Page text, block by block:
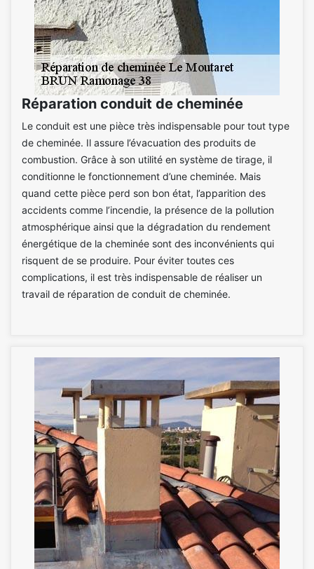
Réparation conduit de cheminée
Le conduit est une pièce très indispensable pour tout type
de cheminée. Il assure l’évacuation des produits de
combustion. Grâce à son utilité en système de tirage, il
conditionne le fonctionnement d’une cheminée. Mais
quand cette pièce perd son bon état, l’apparition des
accidents comme l’incendie, la présence de la pollution
atmosphérique ainsi que la dégradation du rendement
énergétique de la cheminée sont des inconvénients qui
risquent de se produire. Pour éviter toutes ces
complications, il est très indispensable de réaliser un
travail de réparation de conduit de cheminée.